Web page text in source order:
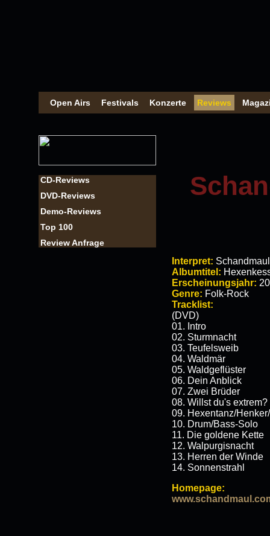
Open Airs Festivals Konzerte Reviews
CD-Reviews
DVD-Reviews
Demo-Reviews
Top 100
Review Anfrage
Interpret: Schandmaul
Albumtitel:
Erscheinungsjahr:
Genre: Folk-Rock
Tracklist:
(DVD)
01. Intro
02. Sturmnacht
03. Teufelsweib
04. Waldmär
05. Waldgeflüster
06. Dein Anblick
07. Zwei Brüder
08. Willst du's extrem?
09. Hexentanz/
10. Drum/Bass-Solo
11. Die goldene Kette
12. Walpurgisnacht
13. Herren der Winde
14. Sonnenstrahl
Homepage: